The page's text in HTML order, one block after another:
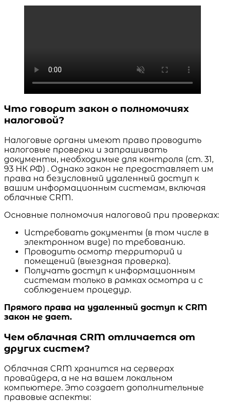
Что говорит закон о полномочиях
налоговой?
Налоговые органы имеют право проводить
налоговые проверки и запрашивать
документы, необходимые для контроля (ст. 31,
93 НК РФ) . Однако закон не предоставляет им
права на безусловный удаленный доступ к
вашим информационным системам, включая
облачные CRM.
Основные полномочия налоговой при проверках:
Истребовать документы (в том числе в
электронном виде) по требованию.
Проводить осмотр территорий и
помещений (выездная проверка).
Получать доступ к информационным
системам только в рамках осмотра и с
соблюдением процедур.
Прямого права на удаленный доступ к CRM
закон не дает.
Чем облачная CRM отличается от
других систем?
Облачная CRM хранится на серверах
провайдера, а не на вашем локальном
компьютере. Это создает дополнительные
правовые аспекты: